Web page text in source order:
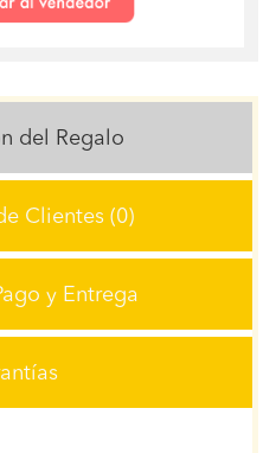
del Regalo
Clientes (0)
y Entrega